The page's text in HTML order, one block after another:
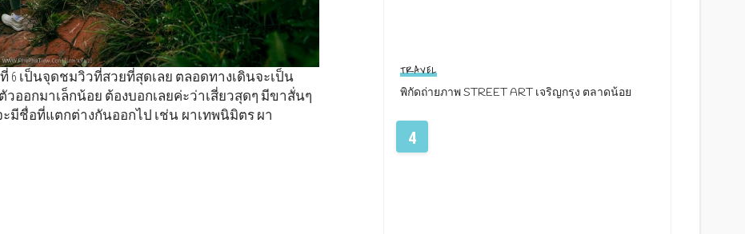
เป็นจุดชมวิวที่สวยที่สุดเลย ตลอดทางเดินจะเป็น
ออกมาเล็กน้อย ต้องบอกเลยค่ะว่าเสี่ยวสุดๆ มีขาสั่นๆ
ชื่อที่แตกต่างกันออกไป เช่น ผาเทพนิมิตร ผา
TRAVEL
พิกัดถ่ายภาพ STREET ART เจริญกรุง ตลาดน้อย
4